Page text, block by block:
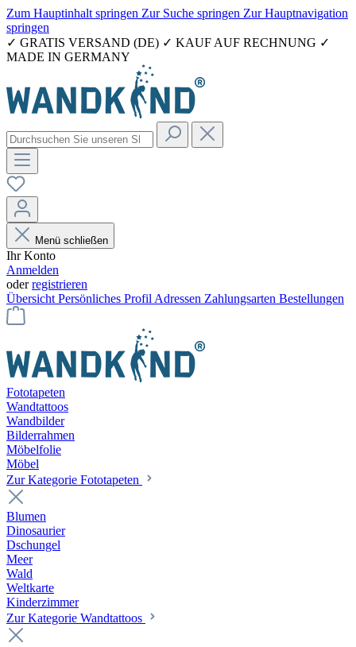
Zum Hauptinhalt springen Zur Suche springen Zur Hauptnavigation
springen
✓ GRATIS VERSAND (DE) ✓ KAUF AUF RECHNUNG ✓
MADE IN GERMANY
Menü schließen
Ihr Konto
Anmelden
oderregistrieren
Übersicht Persönliches Profil Adressen Zahlungsarten Bestellungen
Fototapeten
Wandtattoos
Wandbilder
Bilderrahmen
Möbelfolie
Möbel
Zur Kategorie Fototapeten
Blumen
Dinosaurier
Dschungel
Meer
Wald
Weltkarte
Kinderzimmer
Zur Kategorie Wandtattoos